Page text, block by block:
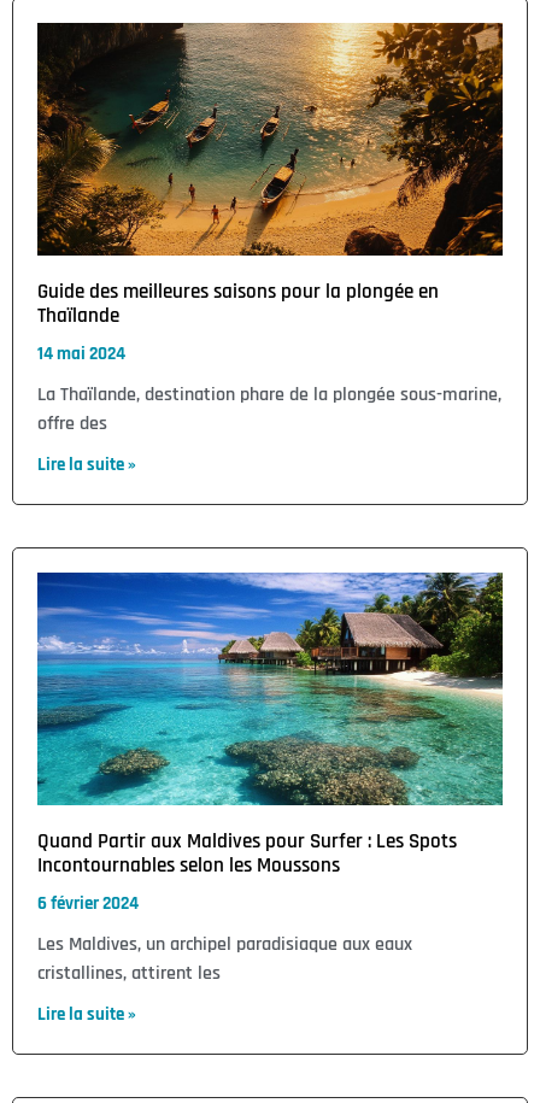
Guide des meilleures saisons pour la plongée en
Thaïlande
14 mai 2024
La Thaïlande, destination phare de la plongée sous-marine,
offre des
Lire la suite »
Quand Partir aux Maldives pour Surfer : Les Spots
Incontournables selon les Moussons
6 février 2024
Les Maldives, un archipel paradisiaque aux eaux
cristallines, attirent les
Lire la suite »